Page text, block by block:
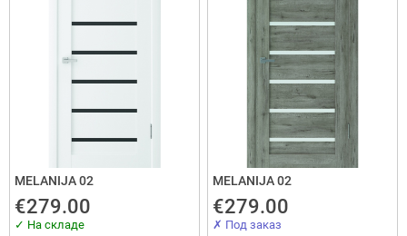
MELANIJA 02
€279.00
✓ На складе
MELANIJA 02
€279.00
✗ Под заказ
dzīvoklim
Отослать!